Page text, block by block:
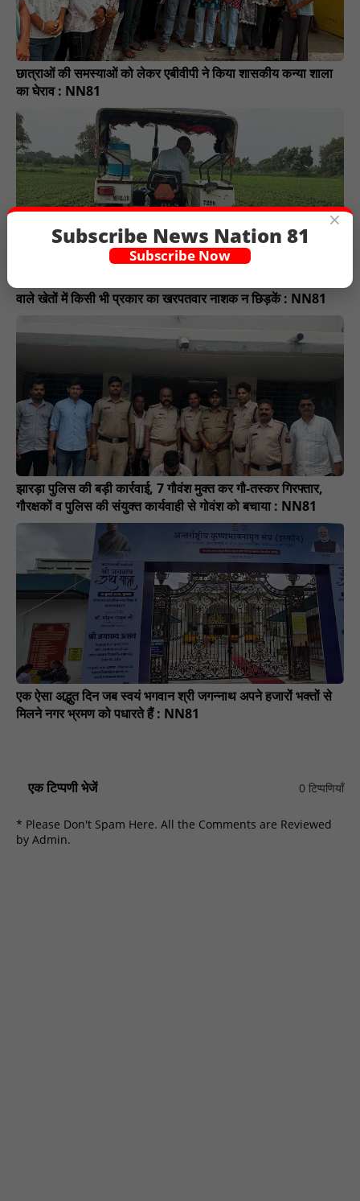
छात्राओं की समस्याओं को लेकर एबीवीपी ने किया शासकीय कन्या शाला
का घेराव : NN81
वाले खेतों में किसी भी प्रकार का खरपतवार नाशक न छिड़कें : NN81
झारड़ा पुलिस की बड़ी कार्रवाई, 7 गौवंश मुक्त कर गौ-तस्कर गिरफ्तार,
गौरक्षकों व पुलिस की संयुक्त कार्यवाही से गोवंश को बचाया : NN81
एक ऐसा अद्भुत दिन जब स्वयं भगवान श्री जगन्नाथ अपने हजारों भक्तों से
मिलने नगर भ्रमण को पधारते हैं : NN81
एक टिप्पणी भेजें 0 टिप्पणियाँ
* Please Don't Spam Here. All the Comments are Reviewed
by Admin.
×
Subscribe News Nation 81
Subscribe Now